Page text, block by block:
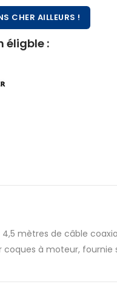
CHER AILLEURS !
éligble :
mètres de câble
à moteur, fournie